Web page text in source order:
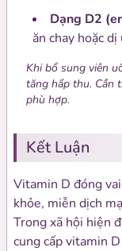
Dạng D2
ăn chay hoặc
Khi bổ sung viên
tăng hấp thu. Cần
phù hợp.
Kết Luận
Vitamin D đóng
khỏe, miễn dịch
Trong xã hội hiện
cung cấp vitamin